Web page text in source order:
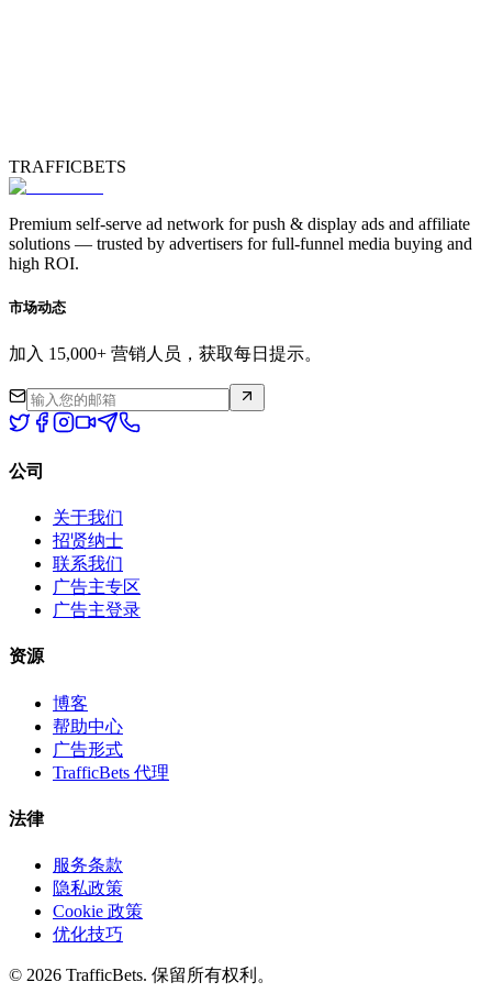
TRAFFICBETS
Premium self-serve ad network for push & display ads and affiliate
solutions — trusted by advertisers for full-funnel media buying and
high ROI.
市场动态
加入 15,000+ 营销人员，获取每日提示。
公司
关于我们
招贤纳士
联系我们
广告主专区
广告主登录
资源
博客
帮助中心
广告形式
TrafficBets 代理
法律
服务条款
隐私政策
Cookie 政策
优化技巧
© 2026 TrafficBets. 保留所有权利。